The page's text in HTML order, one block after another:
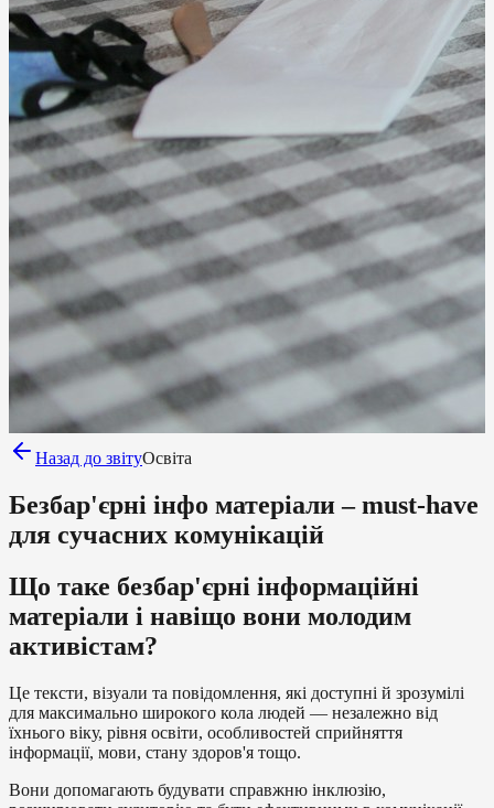
Назад до звітуОсвіта
Безбар'єрні інфо матеріали – must-have
для сучасних комунікацій
Що таке безбар'єрні інформаційні
матеріали і навіщо вони молодим
активістам?
Це тексти, візуали та повідомлення, які доступні й зрозумілі
для максимально широкого кола людей — незалежно від
їхнього віку, рівня освіти, особливостей сприйняття
інформації, мови, стану здоров'я тощо.
Вони допомагають будувати справжню інклюзію,